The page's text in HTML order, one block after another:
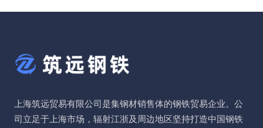
上海筑远贸易有限公司是集钢材销售体的钢铁贸易企业。公
司立足于上海市场，辐射江浙及周边地区坚持打造中国钢铁